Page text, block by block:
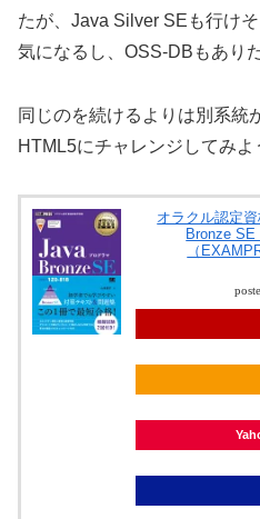
たが、Java Silver SEも行け
気になるし、OSS-DBもあり
同じのを続けるよりは別系統
HTML5にチャレンジしてみよ
オラクル認定
Bronze SE
（